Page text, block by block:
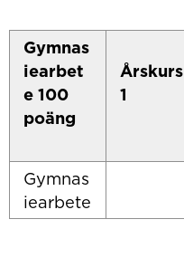
Gymnas
iearbet
e 100
poäng
Årskurs
1
Gymnas
iearbete